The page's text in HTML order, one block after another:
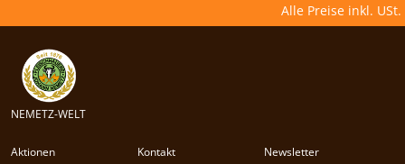
Alle Preise inkl. USt.
NEMETZ-WELT
Aktionen Kontakt
Newsletter